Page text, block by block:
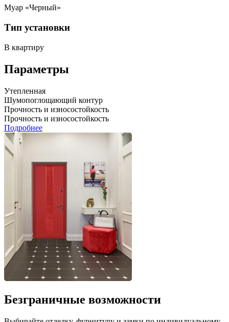
Муар «Черный»
Тип установки
В квартиру
Параметры
Утепленная
Шумопоглощающий контур
Прочность и износостойкость
Прочность и износостойкость
Подробнее
Безграничные возможности